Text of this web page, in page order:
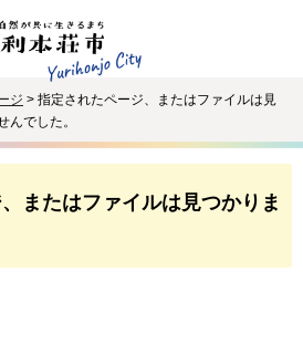
ジ > 指定されたページ、またはファイルは見
んでした。
またはファイルは見つかりま